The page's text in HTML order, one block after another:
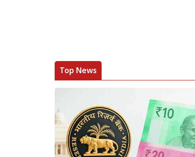
Top News